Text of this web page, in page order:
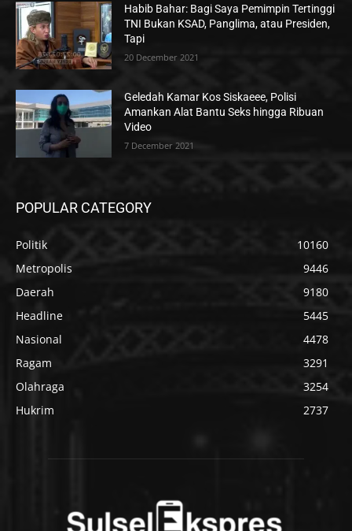
Habib Bahar: Bagi Saya Pemimpin Tertinggi
TNI Bukan KSAD, Panglima, atau Presiden,
Tapi
20 December 2021
Geledah Kamar Kos Siskaeee, Polisi
Amankan Alat Bantu Seks hingga Ribuan
Video
7 December 2021
POPULAR CATEGORY
Politik
10160
Metropolis
9446
Daerah
9180
Headline
5445
Nasional
4478
Ragam
3291
Olahraga
3254
Hukrim
2737